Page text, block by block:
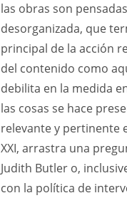
las obras son
desorganizada, que
principal de la acción
del contenido como
debilita en la medida
las cosas se hace
relevante y pertinente
XXI, arrastra una
Judith Butler o,
con la política de